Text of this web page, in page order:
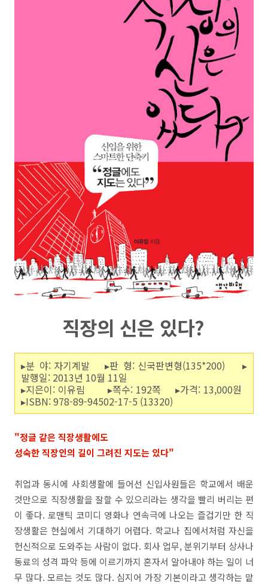
직장의 신은 있다?
▸분 야: 자기계발 ▸판 형: 신국판변형(135*200) ▸
발행일: 2013년 10월 11일
▸지은이: 이유림 ▸쪽수: 192쪽 ▸가격: 13,000원
▸ISBN: 978-89-94502-17-5 (13320)
"정글 같은 직장생활에도
성숙한 직장인의 길이 그려진 지도는 있다"
취업과 동시에 사회생활에 들어선 신입사원들은 학교에서 배운
것만으로 직장생활을 잘할 수 있으리라는 생각을 빨리 버리는 편
이 좋다. 로맨틱 코미디 영화나 연속극에 나오는 즐겁기만 한 직
장생활은 현실에서 기대하기 어렵다. 학교나 집에서처럼 자신을
헌신적으로 도와주는 사람이 없다. 회사 업무, 분위기부터 상사나
동료의 성격 파악 등에 이르기까지 혼자서 알아내야 하는 일이 너
무 많다. 모르는 것도 많다. 심지어 가장 기본이라고 생각하는 맡